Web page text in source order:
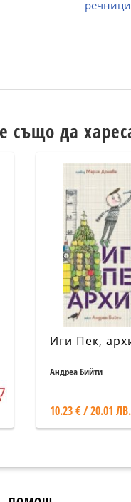
речници
също да
Иги Пек,
Андреа Бийти
10.23 € / 20.01 ЛВ.